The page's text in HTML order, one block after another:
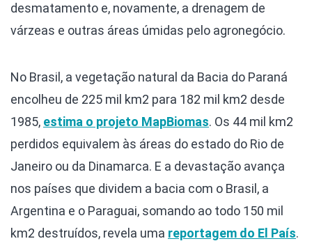
desmatamento e, novamente, a drenagem de
várzeas e outras áreas úmidas pelo agronegócio.
No Brasil, a vegetação natural da Bacia do Paraná
encolheu de 225 mil km2 para 182 mil km2 desde
1985, estima o projeto MapBiomas. Os 44 mil km2
perdidos equivalem às áreas do estado do Rio de
Janeiro ou da Dinamarca. E a devastação avança
nos países que dividem a bacia com o Brasil, a
Argentina e o Paraguai, somando ao todo 150 mil
km2 destruídos, revela uma reportagem do El País.